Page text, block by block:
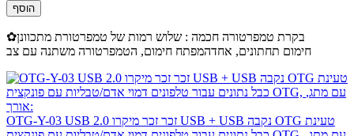
הוסף
✿בקרת טמפרטורה חכמה : שלוש רמות של טמפרטורת מתכוונן
חימום תחתונים, אחדהמפתח חימום, הטמפרטורה משתנה עם צב
OTG-Y-03 USB 2.0 זכר זכר מיקרו USB + USB נקבה OTG טעינת